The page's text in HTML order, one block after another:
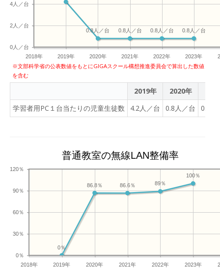
2018年 2019年 2020年 2021年 2022年 2023年
0人／台
2人／台
4人／台
0.8人／台
0.8人／台
0.8人／台
0.8人／台
※文部科学省の公表数値をもとにGIGAスクール構想推進委員会で算出した数値
を含む
2019年 2020年
学習者用PC１台当たりの児童生徒数
4.2人／台 0.8人／台 0.8人
普通教室の無線LAN整備率
2018年 2019年 2020年 2021年 2022年 2023年
0％
30％
60％
90％
120％
100％
89％
86.6％
86.8％
0％